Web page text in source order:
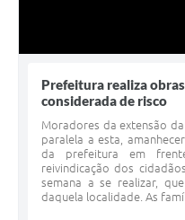
Prefeitura realiza
considerada de risco
Moradores da extensão
paralela a esta,
da prefeitura em
reivindicação dos
semana a se realizar,
daquela localidade. As